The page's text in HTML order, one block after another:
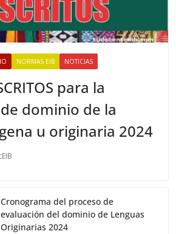
NORMAS EIB NOTICIAS
para la
dominio de la
u originaria 2024
Cronograma del proceso de
evaluación del dominio de Lenguas
Originarias 2024